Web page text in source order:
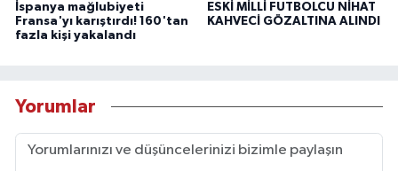
İspanya mağlubiyeti
Fransa'yı karıştırdı! 160'tan
fazla kişi yakalandı
ESKİ MİLLİ FUTBOLCU NİHAT
KAHVECİ GÖZALTINA ALINDI
Yorumlar